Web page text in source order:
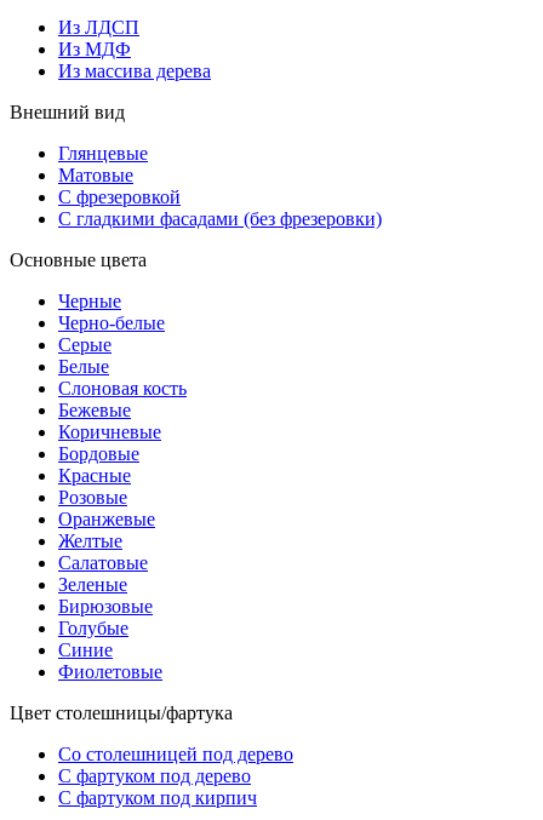
Из ЛДСП
Из МДФ
Из массива дерева
Внешний вид
Глянцевые
Матовые
С фрезеровкой
С гладкими фасадами (без фрезеровки)
Основные цвета
Черные
Черно-белые
Серые
Белые
Слоновая кость
Бежевые
Коричневые
Бордовые
Красные
Розовые
Оранжевые
Желтые
Салатовые
Зеленые
Бирюзовые
Голубые
Синие
Фиолетовые
Цвет столешницы/фартука
Со столешницей под дерево
С фартуком под дерево
С фартуком под кирпич